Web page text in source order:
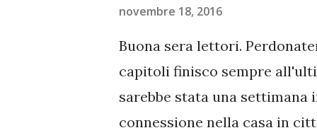
tangibile. Scrittori,
uno straordinario viaggio
è mai stato così sopra. Che
novembre 18, 2016
Buona sera lettori.
capitoli finisco sempre
sarebbe stata una settimana
connessione nella casa in